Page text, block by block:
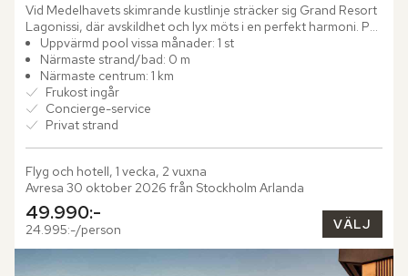
Vid Medelhavets skimrande kustlinje sträcker sig Grand Resort
Lagonissi, där avskildhet och lyx möts i en perfekt harmoni. På
Atenska rivieran, endast en kort bilresa från...
Uppvärmd pool vissa månader: 1 st
Närmaste strand/bad: 0 m
Närmaste centrum: 1 km
Frukost ingår
Concierge-service
Privat strand
Flyg och hotell, 1 vecka, 2 vuxna
Avresa 30 oktober 2026 från Stockholm Arlanda
49.990:-
24.995:-/person VÄLJ